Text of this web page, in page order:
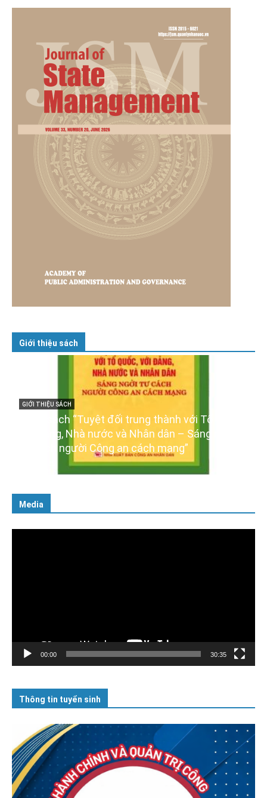
Giới thiệu sách
GIỚI THIỆU SÁCH
Ra mắt ba cuốn sách ảnh chào mừng Đại
XIV của Đảng
16/01/2026
Media
00:00 30:35
Thông tin tuyển sinh